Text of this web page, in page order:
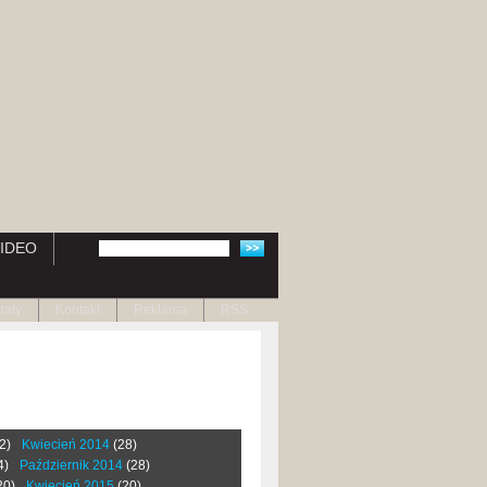
Kontakt Reklama RSS
Kwiecień 2014 (28)
Październik 2014 (28)